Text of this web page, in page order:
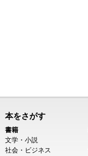
本をさがす
書籍
文学・小説
社会・ビジネス